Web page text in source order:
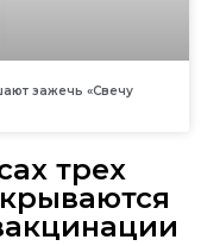
зажечь «Свечу
трех